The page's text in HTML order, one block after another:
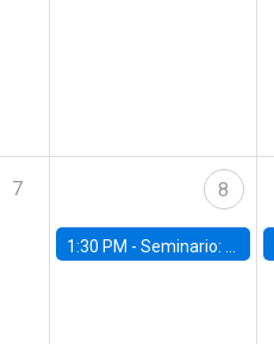
7 8
1:30 PM -Seminario: “Recuperando la humanidad para progresar en la era de la IA»